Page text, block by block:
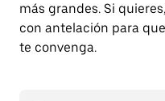
más grandes. Si
con antelación para
te convenga.